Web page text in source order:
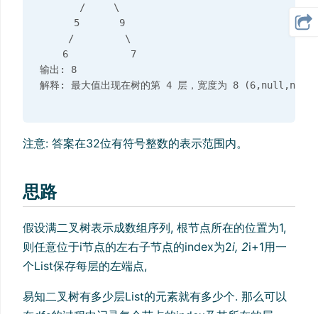
       /     \
      5       9
     /         \
    6           7
输出: 8
注意: 答案在32位有符号整数的表示范围内。
思路
假设满二叉树表示成数组序列, 根节点所在的位置为1,
则任意位于i节点的左右子节点的index为2i, 2i+1用一
个List保存每层的左端点,
易知二叉树有多少层List的元素就有多少个. 那么可以